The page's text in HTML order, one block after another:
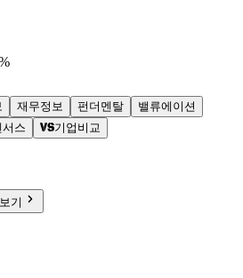
재무정보 펀더멘탈
밸류에이션
서스 기업비교
기